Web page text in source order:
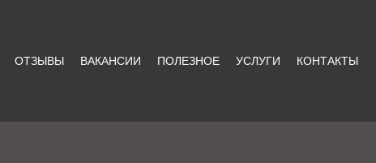
ОТЗЫВЫ ВАКАНСИИ ПОЛЕЗНОЕ УСЛУГИ КОНТАКТЫ